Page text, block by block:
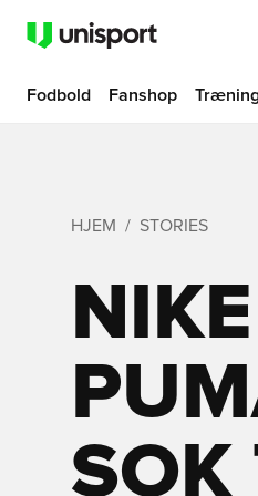
Fodbold Fanshop
HJEM STORIES
SOK